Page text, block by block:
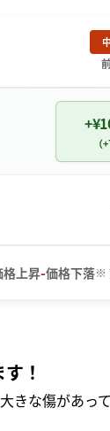
（
格上昇-価格下落※
！
きな傷があって